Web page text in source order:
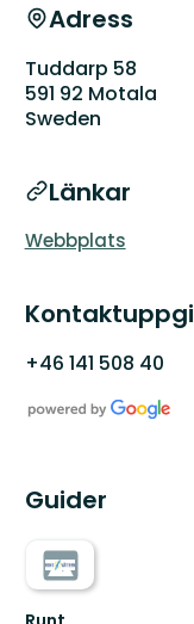
Adress
Tuddarp 58
591 92 Motala
Sweden
Länkar
Webbplats
+46 141 508 40
Guider